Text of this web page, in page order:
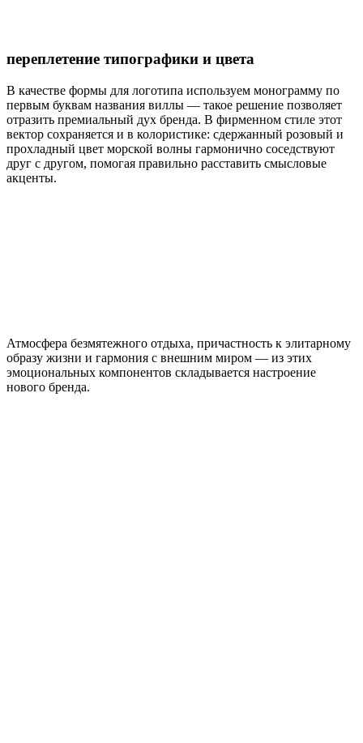
переплетение типографики и цвета
В качестве формы для логотипа используем монограмму по
первым буквам названия виллы — такое решение позволяет
отразить премиальный дух бренда. В фирменном стиле этот
вектор сохраняется и в колористике: сдержанный розовый и
прохладный цвет морской волны гармонично соседствуют
друг с другом, помогая правильно расставить смысловые
акценты.
Атмосфера безмятежного отдыха, причастность к элитарному
образу жизни и гармония с внешним миром — из этих
эмоциональных компонентов складывается настроение
нового бренда.